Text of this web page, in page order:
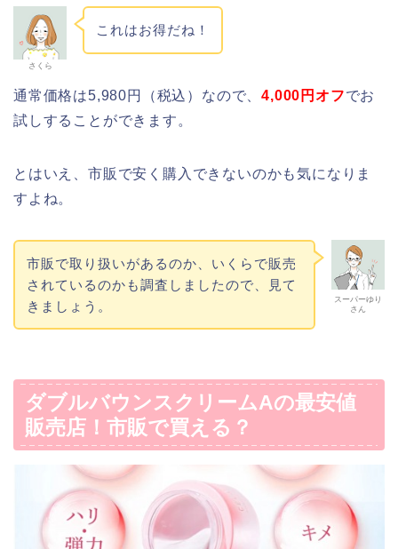
さくら
これはお得だね！
通常価格は5,980円（税込）なので、4,000円オフでお
試しすることができます。
とはいえ、市販で安く購入できないのかも気になりま
すよね。
スーパーゆり
さん
市販で取り扱いがあるのか、いくらで販売
されているのかも調査しましたので、見て
きましょう。
ダブルバウンスクリームAの最安値
販売店！市販で買える？